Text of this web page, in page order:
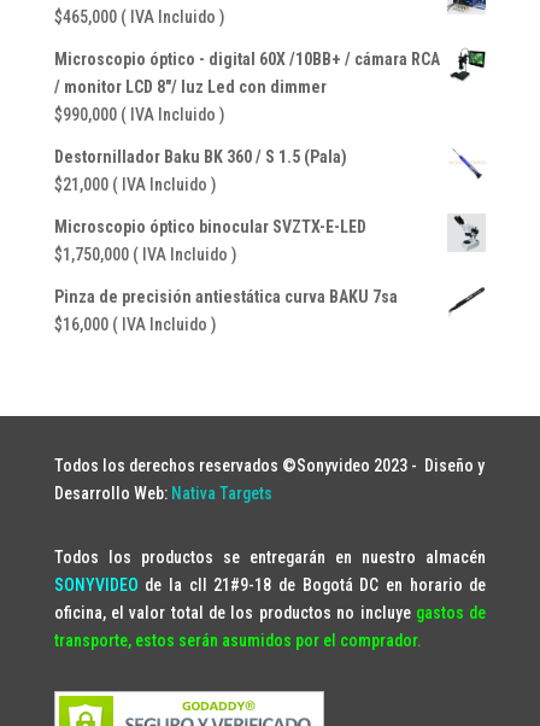
$465,000 ( IVA Incluido )
Microscopio óptico - digital 60X /10BB+ / cámara RCA
/ monitor LCD 8"/ luz Led con dimmer
$990,000 ( IVA Incluido )
Destornillador Baku BK 360 / S 1.5 (Pala)
$21,000 ( IVA Incluido )
Microscopio óptico binocular SVZTX-E-LED
$1,750,000 ( IVA Incluido )
Pinza de precisión antiestática curva BAKU 7sa
$16,000 ( IVA Incluido )
Todos los derechos reservados ©Sonyvideo 2023 - Diseño y
Desarrollo Web: Nativa Targets
Todos los productos se entregarán en nuestro almacén
SONYVIDEO de la cll 21#9-18 de Bogotá DC en horario de
oficina, el valor total de los productos no incluye gastos de
transporte, estos serán asumidos por el comprador.